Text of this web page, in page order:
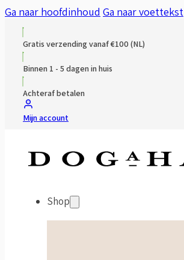
Ga naar hoofdinhoud Ga naar voettekst
Gratis verzending vanaf €100 (NL)
Binnen 1 - 5 dagen in huis
Achteraf betalen
Mijn account
Shop